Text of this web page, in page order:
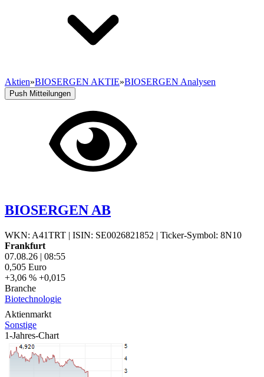
Aktien»BIOSERGEN AKTIE»BIOSERGEN Analysen
Push Mitteilungen
BIOSERGEN AB
WKN: A41TRT | ISIN: SE0026821852 | Ticker-Symbol: 8N10
Frankfurt
07.08.26 | 08:55
0,505 Euro
+3,06 % +0,015
Branche
Biotechnologie
Aktienmarkt
Sonstige
1-Jahres-Chart